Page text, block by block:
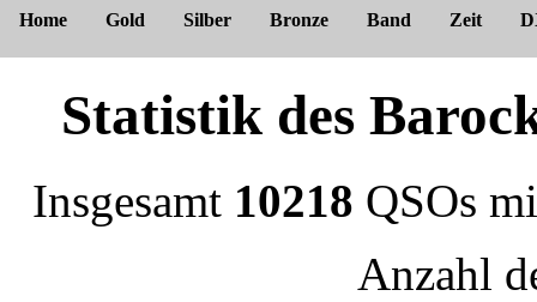
Home Gold Silber Bronze Band Zeit
Statistik des
Insgesamt 10218 QSOs
Anzahl